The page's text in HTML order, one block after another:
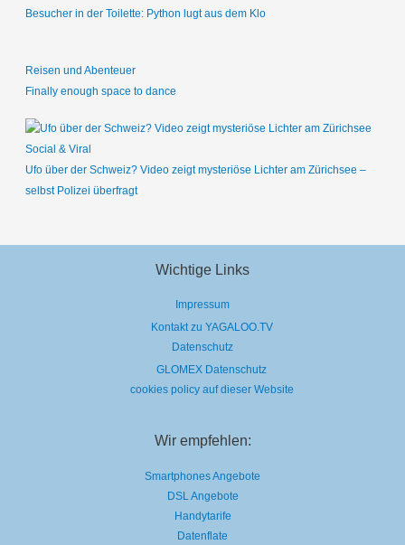
Besucher in der Toilette: Python lugt aus dem Klo
Reisen und Abenteuer
Finally enough space to dance
Social & Viral
Ufo über der Schweiz? Video zeigt mysteriöse Lichter am Zürichsee –
selbst Polizei überfragt
Wichtige Links
Impressum
Kontakt zu YAGALOO.TV
Datenschutz
GLOMEX Datenschutz
cookies policy auf dieser Website
Wir empfehlen:
Smartphones Angebote
DSL Angebote
Handytarife
Datenflate